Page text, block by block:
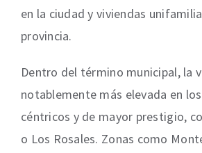
en la ciudad y viviendas
provincia.
Dentro del término municipal, la
notablemente más elevada en
céntricos y de mayor prestigio,
o Los Rosales. Zonas como